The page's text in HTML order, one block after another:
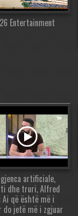
Entertainment
artificiale,
dhe truri, Alfred
Ai që është më i
do jetë më i zgjuar